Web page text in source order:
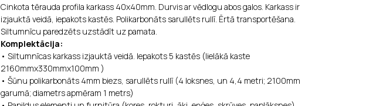
Cinkota tērauda profila karkass 40x40mm. Durvis ar vēdlogu abos galos. Karkass ir
izjauktā veidā, iepakots kastēs. Polikarbonāts sarullēts rullī. Ērtā transportēšana.
Siltumnīcu paredzēts uzstādīt uz pamata.
Komplektācija:
• Siltumnīcas karkass izjauktā veidā. Iepakots 5 kastēs (lielākā kaste
2160mmx330mmx100mm )
• Šūnu polikarbonāts 4mm biezs, sarullēts rullī (4 loksnes, un 4,4 metri; 2100mm
garumā; diametrs apmēram 1 metrs)